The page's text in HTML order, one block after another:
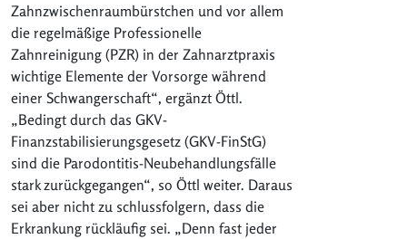
Zahnzwischenraumbürstchen und vor allem
die regelmäßige Professionelle
Zahnreinigung (PZR) in der Zahnarztpraxis
wichtige Elemente der Vorsorge während
einer Schwangerschaft“, ergänzt Öttl.
„Bedingt durch das GKV-
Finanzstabilisierungsgesetz (GKV-FinStG)
sind die Parodontitis-Neubehandlungsfälle
stark zurückgegangen“, so Öttl weiter. Daraus
sei aber nicht zu schlussfolgern, dass die
Erkrankung rückläufig sei. „Denn fast jeder